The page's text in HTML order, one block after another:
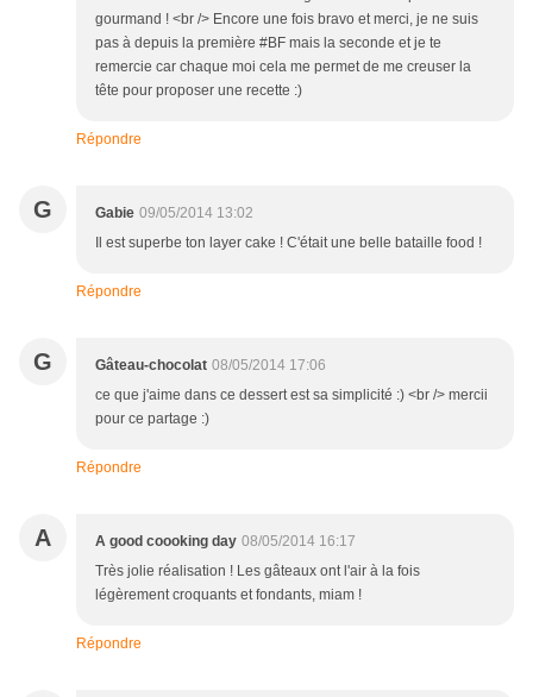
gourmand ! <br /> Encore une fois bravo et merci, je ne suis
pas à depuis la première #BF mais la seconde et je te
remercie car chaque moi cela me permet de me creuser la
tête pour proposer une recette :)
Répondre
G Gabie 09/05/2014 13:02
Il est superbe ton layer cake ! C'était une belle bataille food !
Répondre
G Gâteau-chocolat 08/05/2014 17:06
ce que j'aime dans ce dessert est sa simplicité :) <br /> mercii
pour ce partage :)
Répondre
A A good coooking day 08/05/2014 16:17
Très jolie réalisation ! Les gâteaux ont l'air à la fois
légèrement croquants et fondants, miam !
Répondre